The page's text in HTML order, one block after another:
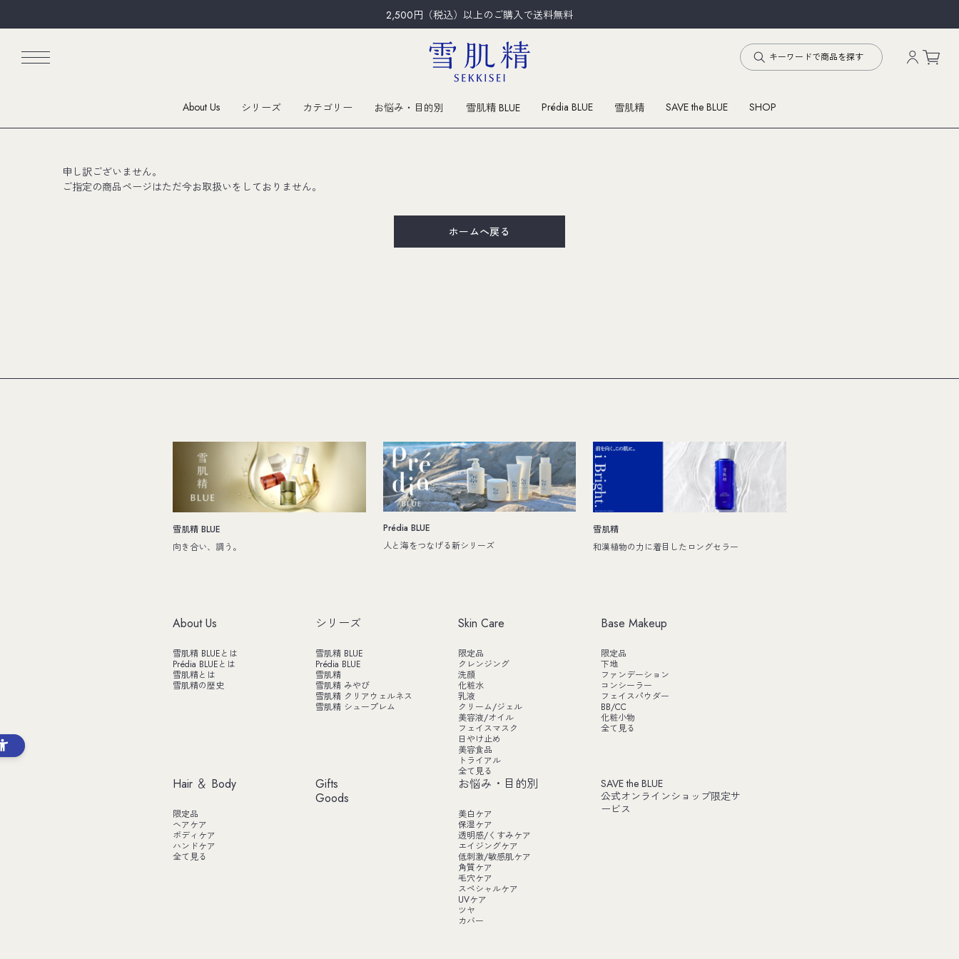
2,500円（税込）以上のご購入で送料無料
About Us シリーズ カテゴリー お悩み・目的別 雪肌精 BLUE Prédia BLUE 雪肌精 SAVE the BLUE SHOP
申し訳ございません。
ご指定の商品ページはただ今お取扱いをしておりません。
ホームへ戻る
雪肌精 BLUE
向き合い、調う。
Prédia BLUE
人と海をつなげる新シリーズ
雪肌精
和漢植物の力に着目したロングセラー
About Us
雪肌精 BLUEとは
Prédia BLUEとは
雪肌精とは
雪肌精の歴史
シリーズ
雪肌精 BLUE
Prédia BLUE
雪肌精
雪肌精 みやび
雪肌精 クリアウェルネス
雪肌精 シュープレム
Skin Care
限定品
クレンジング
洗顔
化粧水
乳液
クリーム/ジェル
美容液/オイル
フェイスマスク
日やけ止め
美容食品
トライアル
全て見る
Base Makeup
限定品
下地
ファンデーション
コンシーラー
フェイスパウダー
BB/CC
化粧小物
全て見る
Hair ＆ Body
限定品
ヘアケア
ボディケア
ハンドケア
全て見る
Gifts
Goods
お悩み・目的別
美白ケア
保湿ケア
透明感/くすみケア
エイジングケア
低刺激/敏感肌ケア
角質ケア
毛穴ケア
スペシャルケア
UVケア
ツヤ
カバー
SAVE the BLUE
公式オンラインショップ限定サ
ービス